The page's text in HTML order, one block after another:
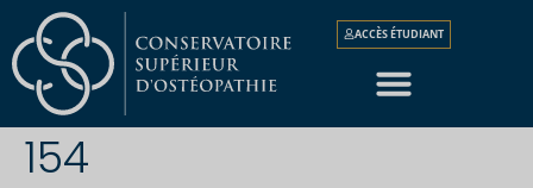
ACCÈS ÉTUDIANT
154